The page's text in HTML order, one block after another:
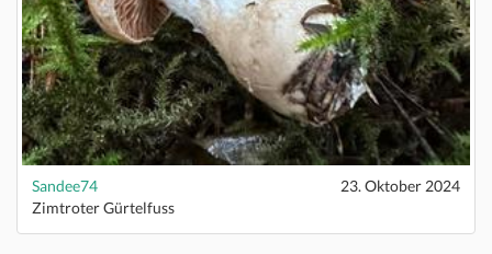
Sandee74
23. Oktober 2024
Zimtroter Gürtelfuss